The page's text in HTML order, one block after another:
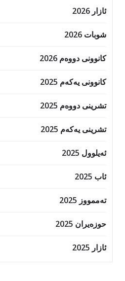
ئازار 2026
شوبات 2026
کانوونی دووەم 2026
کانوونی یەکەم 2025
تشرینی دووەم 2025
تشرینی یەکەم 2025
ئەیلوول 2025
ئاب 2025
تەممووز 2025
حوزه‌یران 2025
ئازار 2025